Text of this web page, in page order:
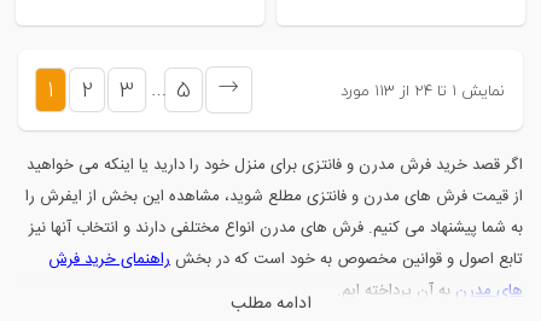
نمایش 1 تا 24 از 113 مورد 1 2 3 … 5
بعدی
اگر قصد خرید فرش مدرن و فانتزی برای منزل خود را دارید یا اینکه می خواهید
از قیمت فرش های مدرن و فانتزی مطلع شوید، مشاهده این بخش از ایفرش را
به شما پیشنهاد می کنیم. فرش های مدرن انواع مختلفی دارند و انتخاب آنها نیز
تابع اصول و قوانین مخصوص به خود است که در بخشراهنمای خرید فرش
های مدرن به آن پرداخته ایم. ادامه مطلب